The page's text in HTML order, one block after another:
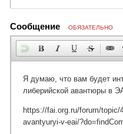
Сообщение ОБЯЗАТЕЛЬНО